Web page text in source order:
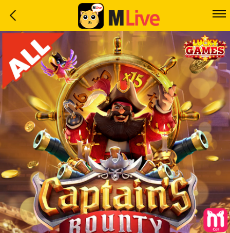
Home
Event
LuckyGame
WinwinCoin
Debit
Mdoll
Help
Support
Language
: